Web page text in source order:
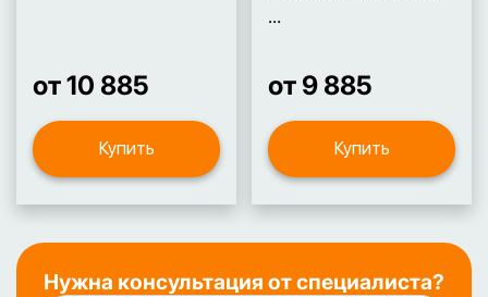
от 10 885
Купить
...
от 9 885
Купить
Нужна консультация от специалиста?